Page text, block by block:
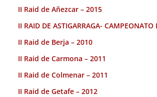
II Raid de Añezcar – 2015
II RAID DE ASTIGARRAGA- CAMPEONATO
II Raid de Berja – 2010
II Raid de Carmona – 2011
II Raid de Colmenar – 2011
II Raid de Getafe – 2012